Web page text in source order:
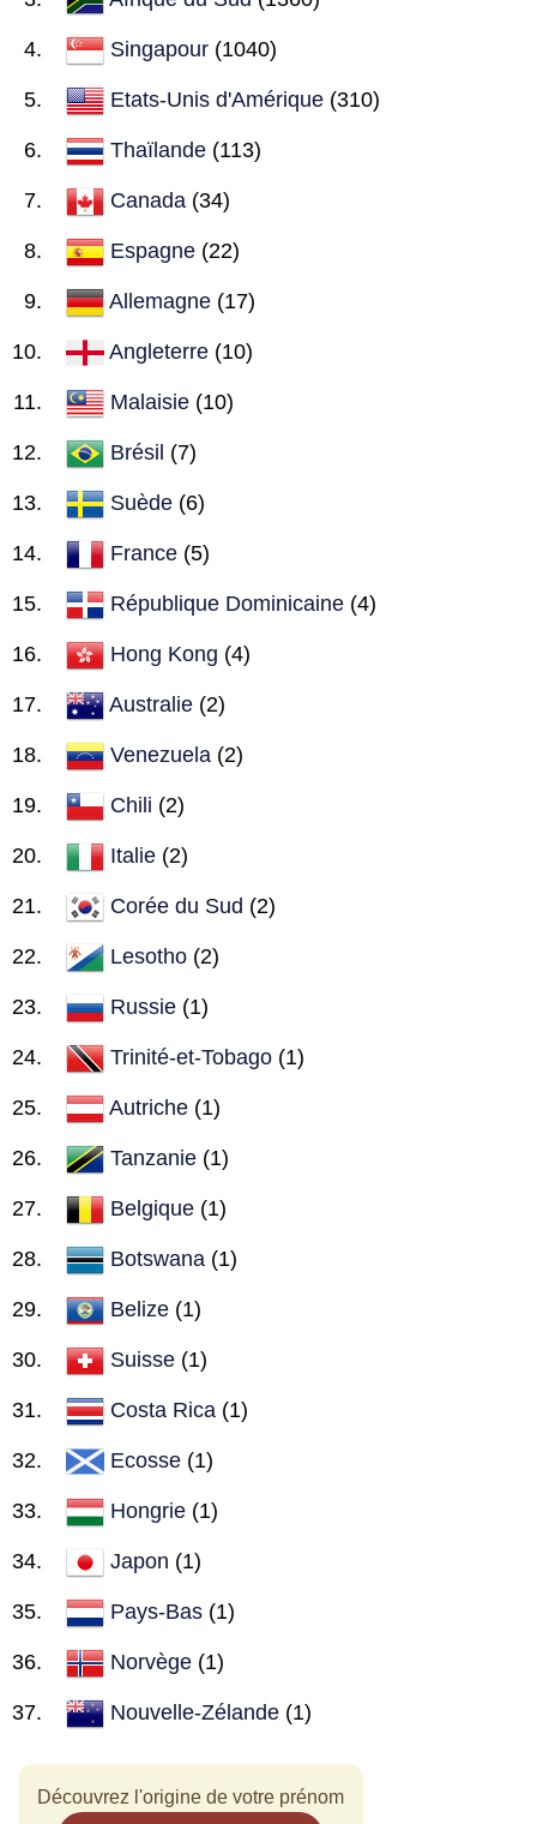
Singapour (1040)
Etats-Unis d'Amérique (310)
Thaïlande (113)
Canada (34)
Espagne (22)
Allemagne (17)
Angleterre (10)
Malaisie (10)
Brésil (7)
Suède (6)
France (5)
République Dominicaine (4)
Hong Kong (4)
Australie (2)
Venezuela (2)
Chili (2)
Italie (2)
Corée du Sud (2)
Lesotho (2)
Russie (1)
Trinité-et-Tobago (1)
Autriche (1)
Tanzanie (1)
Belgique (1)
Botswana (1)
Belize (1)
Suisse (1)
Costa Rica (1)
Ecosse (1)
Hongrie (1)
Japon (1)
Pays-Bas (1)
Norvège (1)
Nouvelle-Zélande (1)
Découvrez l'origine de votre prénom